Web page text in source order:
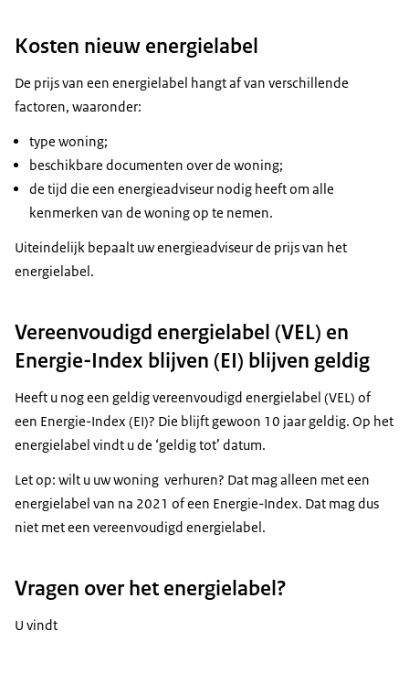
Kosten nieuw energielabel
De prijs van een energielabel hangt af van verschillende
factoren, waaronder:
type woning;
beschikbare documenten over de woning;
de tijd die een energieadviseur nodig heeft om alle
kenmerken van de woning op te nemen.
Uiteindelijk bepaalt uw energieadviseur de prijs van het
energielabel.
Vereenvoudigd energielabel (VEL) en
Energie-Index blijven (EI) blijven geldig
Heeft u nog een geldig vereenvoudigd energielabel (VEL) of
een Energie-Index (EI)? Die blijft gewoon 10 jaar geldig. Op het
energielabel vindt u de ‘geldig tot’ datum.
Let op: wilt u uw woning verhuren? Dat mag alleen met een
energielabel van na 2021 of een Energie-Index. Dat mag dus
niet met een vereenvoudigd energielabel.
Vragen over het energielabel?
U vindt